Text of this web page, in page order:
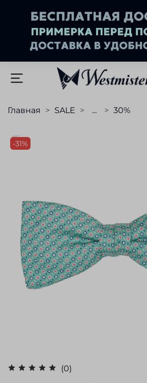
Главная SALE ... 30%
-31%
(0)